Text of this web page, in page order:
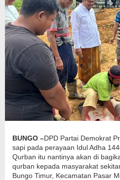
BUNGO –DPD Partai Demokrat
sapi pada perayaan Idul Adha
Qurban itu nantinya akan di
qurban kepada masyarakat
Bungo Timur, Kecamatan Pasar